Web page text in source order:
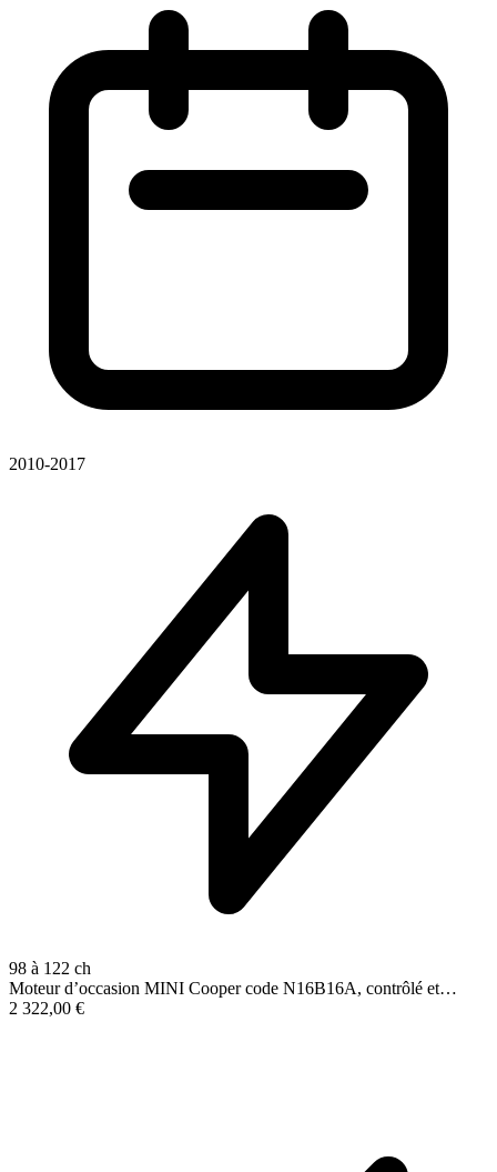
2010-2017
98 à 122 ch
Moteur d’occasion MINI Cooper code N16B16A, contrôlé et…
2 322,00 €